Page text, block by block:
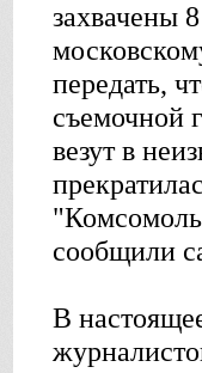
захвачены
передать,
съемочной
везут в
сообщили
В